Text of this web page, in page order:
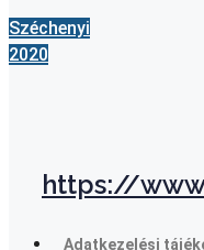
Széchenyi
2020
https://
Adatkezelési